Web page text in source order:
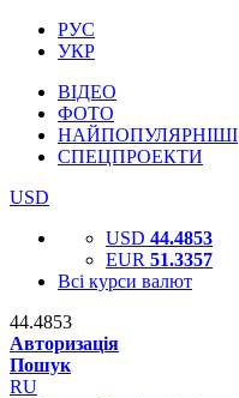
РУС
УКР
ВІДЕО
ФОТО
НАЙПОПУЛЯРНІШІ
СПЕЦПРОЕКТИ
USD
USD 44.4853
EUR 51.3357
Всі курси валют
44.4853
Авторизація
Пошук
RU